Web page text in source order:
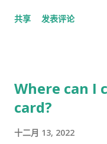
up, this type of inf...
共享 发表评论
Where can I
card?
十二月 13, 2022